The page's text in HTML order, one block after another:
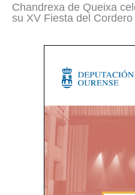
Chandrexa de Queixa
su XV Fiesta del Cordero